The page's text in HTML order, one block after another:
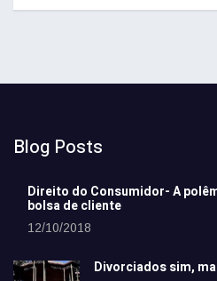
Blog Posts
Direito do Consumidor- A
bolsa de cliente
12/10/2018
Divorciados sim,